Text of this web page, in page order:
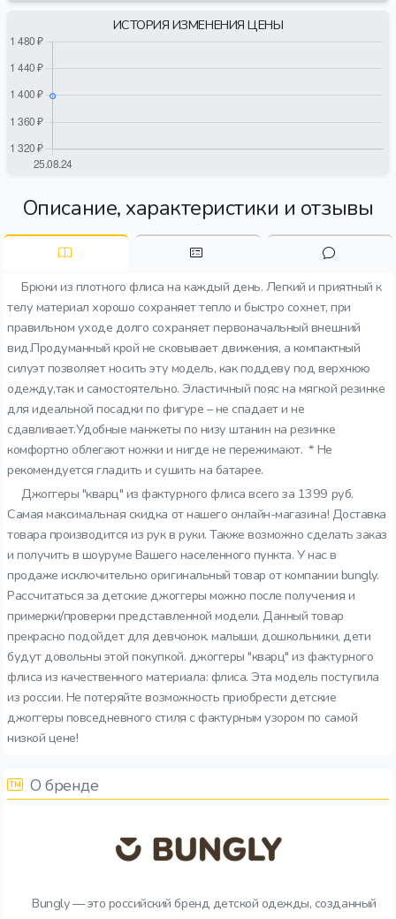
ИСТОРИЯ ИЗМЕНЕНИЯ ЦЕНЫ
Описание, характеристики и отзывы
Брюки из плотного флиса на каждый день. Легкий и приятный к
телу материал хорошо сохраняет тепло и быстро сохнет, при
правильном уходе долго сохраняет первоначальный внешний
вид.Продуманный крой не сковывает движения, а компактный
силуэт позволяет носить эту модель, как поддеву под верхнюю
одежду,так и самостоятельно. Эластичный пояс на мягкой резинке
для идеальной посадки по фигуре – не спадает и не
сдавливает.Удобные манжеты по низу штанин на резинке
комфортно облегают ножки и нигде не пережимают. * Не
рекомендуется гладить и сушить на батарее.
Джоггеры "кварц" из фактурного флиса всего за 1399 руб.
Самая максимальная скидка от нашего онлайн-магазина! Доставка
товара производится из рук в руки. Также возможно сделать заказ
и получить в шоуруме Вашего населенного пункта. У нас в
продаже исключительно оригинальный товар от компании bungly.
Рассчитаться за детские джоггеры можно после получения и
примерки/проверки представленной модели. Данный товар
прекрасно подойдет для девчонок. малыши, дошкольники, дети
будут довольны этой покупкой. джоггеры "кварц" из фактурного
флиса из качественного материала: флиса. Эта модель поступила
из россии. Не потеряйте возможность приобрести детские
джоггеры повседневного стиля с фактурным узором по самой
низкой цене!
О бренде
Bungly — это российский бренд детской одежды, созданный